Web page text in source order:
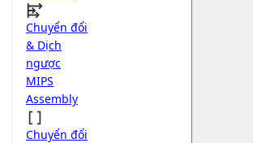
Chuyển đổi
& Dịch
ngược
MIPS
Assembly
Chuyển đổi